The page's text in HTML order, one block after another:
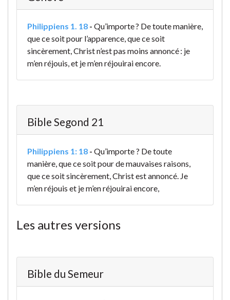
Philippiens 1. 18 - Qu’importe ? De toute manière,
que ce soit pour l’apparence, que ce soit
sincèrement, Christ n’est pas moins annoncé : je
m’en réjouis, et je m’en réjouirai encore.
Bible Segond 21
Philippiens 1: 18 - Qu’importe ? De toute
manière, que ce soit pour de mauvaises raisons,
que ce soit sincèrement, Christ est annoncé. Je
m’en réjouis et je m’en réjouirai encore,
Les autres versions
Bible du Semeur